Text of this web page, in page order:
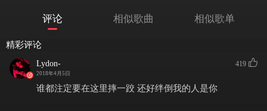
城市在白帆之上
给我一个明亮的太阳
评论 相似歌曲 相似歌单
精彩评论
Lydon-
2018年4月5日
419
谁都注定要在这里摔一跤 还好绊倒我的人是你